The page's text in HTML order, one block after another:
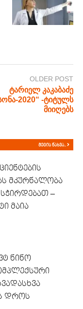
OLDER POST
ტარიელ კაკაბაძე
2020“ -ტიტულს
მიიღებს
მეტის ნახვა..
მკურნალობა
–
მაია
ნინო
დროს